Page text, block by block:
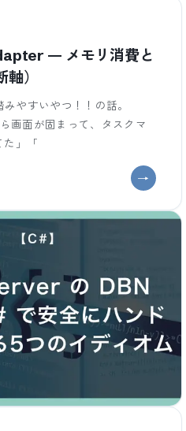
— メモリ消費と
）
やすいやつ！！の話。
画面が固まって、タスクマ
た」「